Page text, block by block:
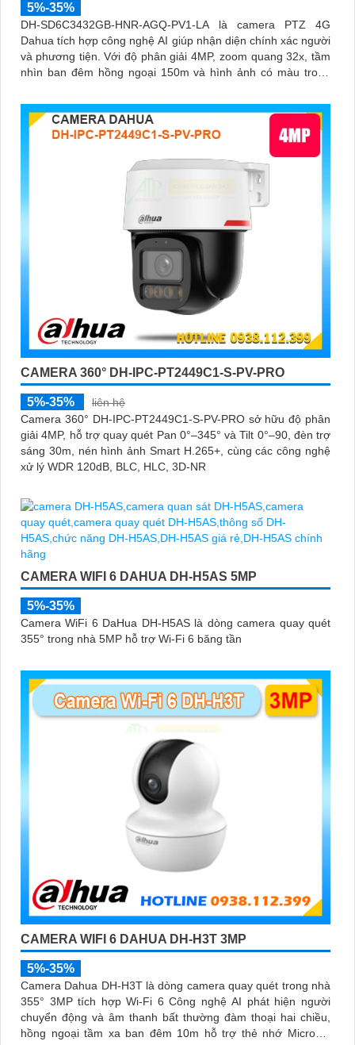
5%-35%
DH-SD6C3432GB-HNR-AGQ-PV1-LA là camera PTZ 4G
Dahua tích hợp công nghệ AI giúp nhận diện chính xác người
và phương tiện. Với độ phân giải 4MP, zoom quang 32x, tầm
nhìn ban đêm hồng ngoại 150m và hình ảnh có màu trong
CAMERA 360° DH-IPC-PT2449C1-S-PV-PRO
5%-35%
liên hệ
Camera 360° DH-IPC-PT2449C1-S-PV-PRO sở hữu độ phân
giải 4MP, hỗ trợ quay quét Pan 0°–345° và Tilt 0°–90, đèn trợ
sáng 30m, nén hình ảnh Smart H.265+, cùng các công nghệ
xử lý WDR 120dB, BLC, HLC, 3D-NR
CAMERA WIFI 6 DAHUA DH-H5AS 5MP
5%-35%
Camera WiFi 6 DaHua DH-H5AS là dòng camera quay quét
355° trong nhà 5MP hỗ trợ Wi-Fi 6 băng tần
CAMERA WIFI 6 DAHUA DH-H3T 3MP
5%-35%
Camera Dahua DH-H3T là dòng camera quay quét trong nhà
355° 3MP tích hợp Wi-Fi 6 Công nghệ AI phát hiện người
chuyển động và âm thanh bất thường đàm thoại hai chiều,
hồng ngoại tầm xa ban đêm 10m hỗ trợ thẻ nhớ MicroSD